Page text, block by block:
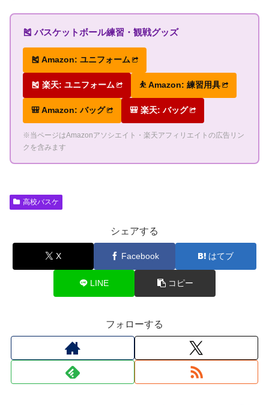
🎽 バスケットボール練習・観戦グッズ
🎽 Amazon: ユニフォーム
🎽 楽天: ユニフォーム ⛹ Amazon: 練習用具
🎒 Amazon: バッグ 🎒 楽天: バッグ
※当ページはAmazonアソシエイト・楽天アフィリエイトの広告リン
クを含みます
高校バスケ
シェアする
X Facebook はてブ
LINE コピー
フォローする